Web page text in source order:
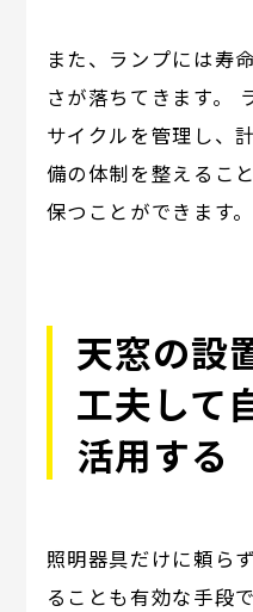
また、ランプには寿
さが落ちてきます。
サイクルを管理し、
備の体制を整えるこ
保つことができます。
天窓の設
工夫して
活用する
照明器具だけに頼ら
ることも有効な手段